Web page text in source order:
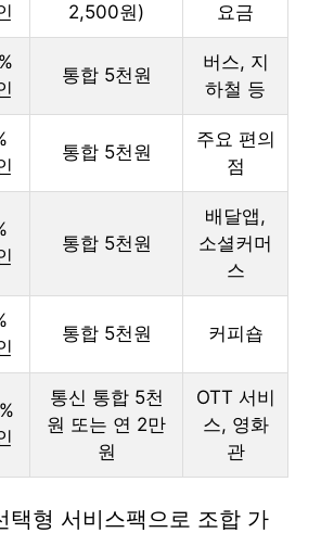
2,500원)
요금
통합 5천원
버스, 지
하철 등
통합 5천원
주요 편의
점
통합 5천원
배달앱,
소셜커머
스
통합 5천원 커피숍
통신 통합 5천
원 또는 연 2만
원
OTT 서비
스, 영화
관
택형 서비스팩으로 조합 가